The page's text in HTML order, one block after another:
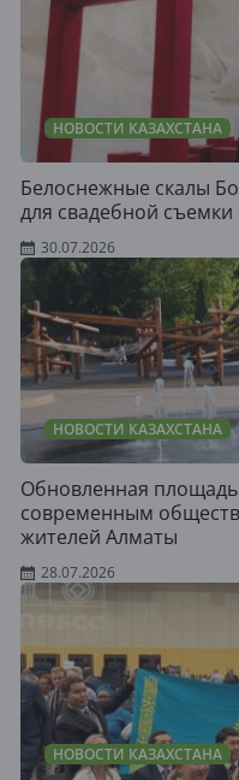
НОВОСТИ КАЗАХСТАНА
Белоснежные скалы
для свадебной съемки
30.07.2026
НОВОСТИ КАЗАХСТАНА
Обновленная площадь
современным
жителей Алматы
28.07.2026
НОВОСТИ КАЗАХСТАНА